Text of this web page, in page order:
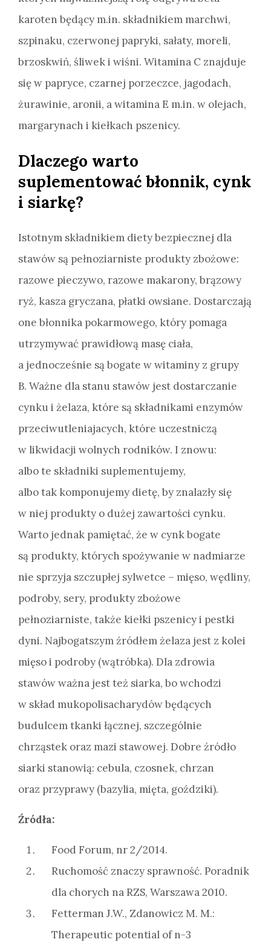
karoten będący m.in. składnikiem marchwi,
szpinaku, czerwonej papryki, sałaty, moreli,
brzoskwiń, śliwek i wiśni. Witamina C znajduje
się w papryce, czarnej porzeczce, jagodach,
żurawinie, aronii, a witamina E m.in. w olejach,
margarynach i kiełkach pszenicy.
Dlaczego warto
suplementować błonnik, cynk
i siarkę?
Istotnym składnikiem diety bezpiecznej dla
stawów są pełnoziarniste produkty zbożowe:
razowe pieczywo, razowe makarony, brązowy
ryż, kasza gryczana, płatki owsiane. Dostarczają
one błonnika pokarmowego, który pomaga
utrzymywać prawidłową masę ciała,
a jednocześnie są bogate w witaminy z grupy
B. Ważne dla stanu stawów jest dostarczanie
cynku i żelaza, które są składnikami enzymów
przeciwutleniajacych, które uczestniczą
w likwidacji wolnych rodników. I znowu:
albo te składniki suplementujemy,
albo tak komponujemy dietę, by znalazły się
w niej produkty o dużej zawartości cynku.
Warto jednak pamiętać, że w cynk bogate
są produkty, których spożywanie w nadmiarze
nie sprzyja szczupłej sylwetce – mięso, wędliny,
podroby, sery, produkty zbożowe
pełnoziarniste, także kiełki pszenicy i pestki
dyni. Najbogatszym źródłem żelaza jest z kolei
mięso i podroby (wątróbka). Dla zdrowia
stawów ważna jest też siarka, bo wchodzi
w skład mukopolisacharydów będących
budulcem tkanki łącznej, szczególnie
chrząstek oraz mazi stawowej. Dobre źródło
siarki stanowią: cebula, czosnek, chrzan
oraz przyprawy (bazylia, mięta, goździki).
Źródła:
Food Forum, nr 2/2014.
Ruchomość znaczy sprawność. Poradnik
dla chorych na RZS, Warszawa 2010.
Fetterman J.W., Zdanowicz M. M.:
Therapeutic potential of n-3